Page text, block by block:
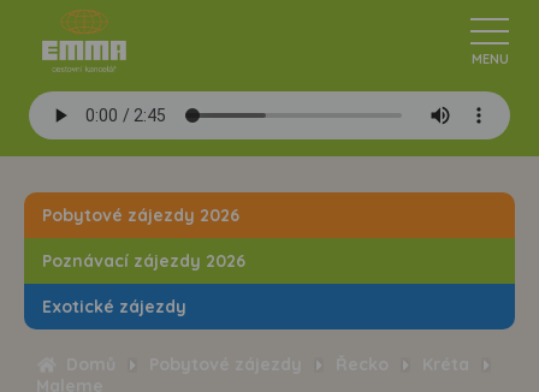
Pobytové zájezdy 2026
Poznávací zájezdy 2026
Exotické zájezdy